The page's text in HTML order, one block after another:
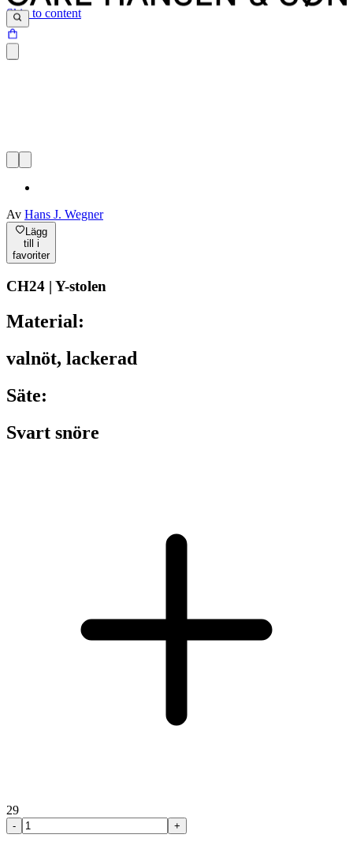
Skip to content
Av Hans J. Wegner
Lägg
till i
favoriter
CH24 | Y-stolen
Material:
valnöt, lackerad
Säte:
Svart snöre
29
- +